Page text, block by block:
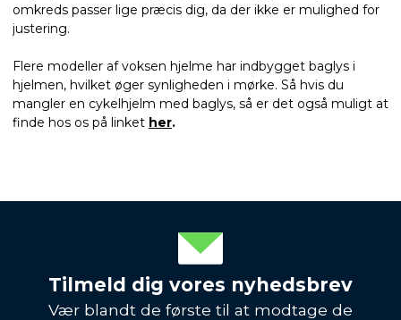
omkreds passer lige præcis dig, da der ikke er mulighed for
justering.
Flere modeller af voksen hjelme har indbygget baglys i
hjelmen, hvilket øger synligheden i mørke. Så hvis du
mangler en cykelhjelm med baglys, så er det også muligt at
finde hos os på linket her.
Tilmeld dig vores nyhedsbrev
Vær blandt de første til at modtage de